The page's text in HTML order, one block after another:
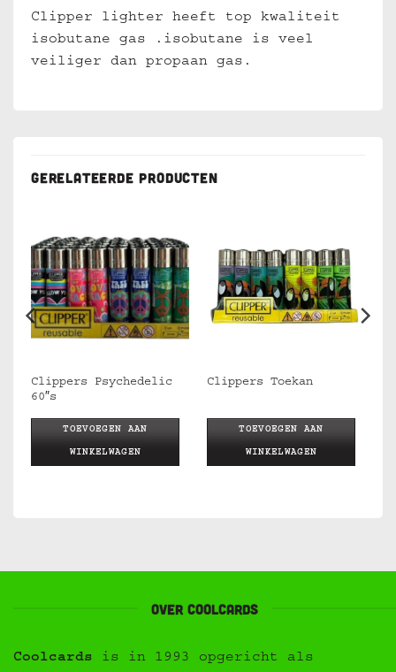
Clipper lighter heeft top kwaliteit
isobutane gas .isobutane is veel
veiliger dan propaan gas.
GERELATEERDE PRODUCTEN
Clippers Psychedelic
60″s
TOEVOEGEN AAN
WINKELWAGEN
Clippers Toekan
TOEVOEGEN AAN
WINKELWAGEN
Over Coolcards
Coolcards is in 1993 opgericht als